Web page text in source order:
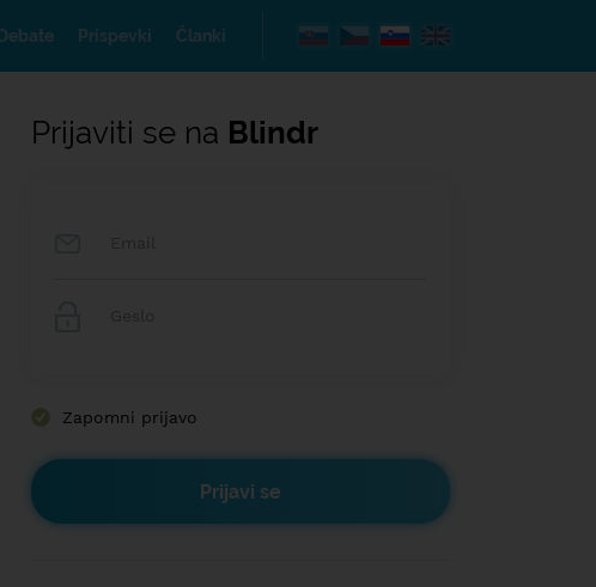
Debate Prispevki Članki
Prijaviti se na Blindr
Zapomni prijavo